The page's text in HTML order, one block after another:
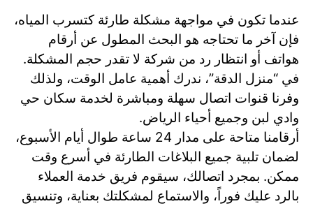
عندما تكون في مواجهة مشكلة طارئة كتسرب المياه،
فإن آخر ما تحتاجه هو البحث المطول عن أرقام
هواتف أو انتظار رد من شركة لا تقدر حجم المشكلة.
في “منزل الدقة”، ندرك أهمية عامل الوقت، ولذلك
وفرنا قنوات اتصال سهلة ومباشرة لخدمة سكان حي
وادي لبن وجميع أحياء الرياض.
أرقامنا متاحة على مدار 24 ساعة طوال أيام الأسبوع،
لضمان تلبية جميع البلاغات الطارئة في أسرع وقت
ممكن. بمجرد اتصالك، سيقوم فريق خدمة العملاء
بالرد عليك فوراً، والاستماع لمشكلتك بعناية، وتنسيق